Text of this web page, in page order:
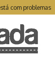
com problemas